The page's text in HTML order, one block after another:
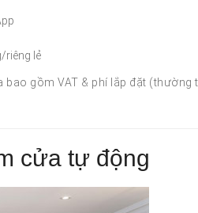
riêng lẻ
gồm VAT & phí lắp đặt (thường
cửa tự động